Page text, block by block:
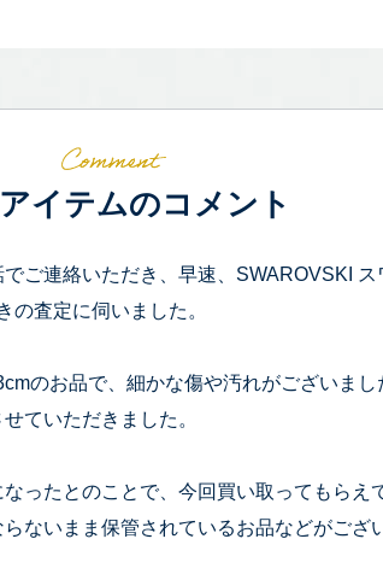
イテムのコメント
ご連絡いただき、早速、SWAROVSKI
の査定に伺いました。
のお品で、細かな傷や汚れがございま
ていただきました。
ったとのことで、今回買い取ってもらえ
らないまま保管されているお品などがご